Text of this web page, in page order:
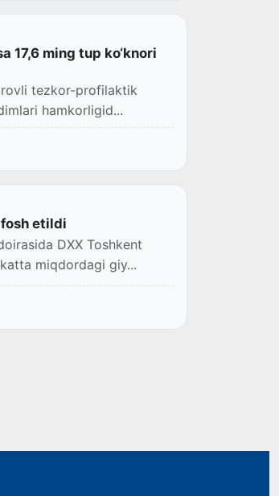
17,6 ming tup ko‘knori
tezkor-profilaktik
hamkorligid...
etildi
DXX Toshkent
miqdordagi giy...